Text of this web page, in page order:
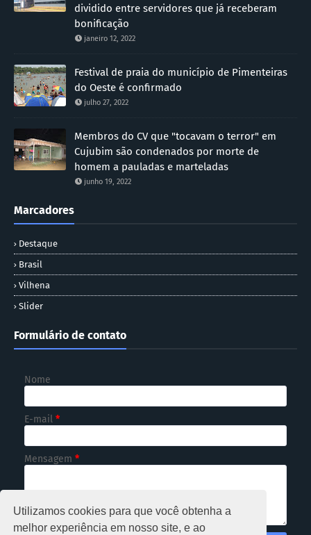
Utilizamos cookies para que você obtenha a
melhor experiência em nosso site, e ao
dividido entre servidores que já receberam
bonificação
janeiro 12, 2022
Festival de praia do município de Pimenteiras
do Oeste é confirmado
julho 27, 2022
Membros do CV que "tocavam o terror" em
Cujubim são condenados por morte de
homem a pauladas e marteladas
junho 19, 2022
Marcadores
Destaque
Brasil
Vilhena
Slider
Formulário de contato
Nome
E-mail *
Mensagem *